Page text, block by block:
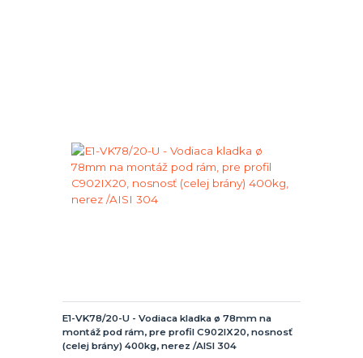
E1-VK78/20-U - Vodiaca kladka ø 78mm na
montáž pod rám, pre profil C902IX20, nosnosť
(celej brány) 400kg, nerez /AISI 304